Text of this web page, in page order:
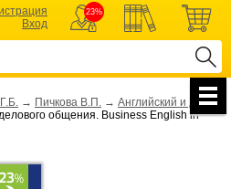
Вход
23%
→ Пичкова В.П. → Английский и др.
общения. Business English in